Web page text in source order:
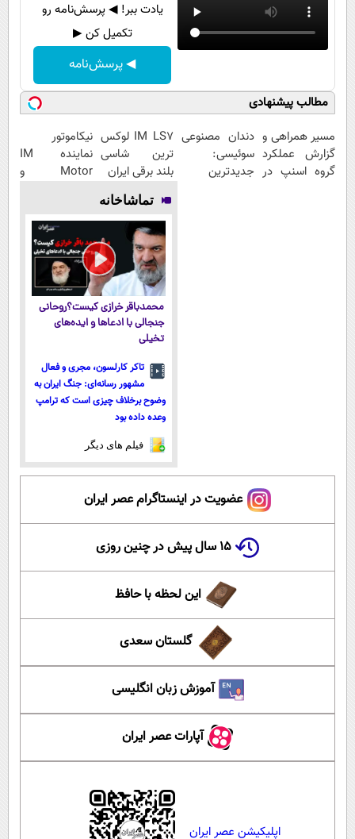
یادت ببر! ◀ پرسش‌نامه رو
تکمیل کن ▶
◀ پرسش‌نامه
مطالب پیشنهادی
مسیر همراهی و
گزارش عملکرد
گروه اسنپ در
دندان مصنوعی
سوئیسی:
جدیدترین
IM LS7 لوکس
ترین شاسی
بلند برقی ایران
نیکاموتور
نماینده IM
Motor و
تماشاخانه
محمدباقر خرازی کیست؟روحانی
جنجالی با ادعاها و ایده‌های
تخیلی
تاکر کارلسون، مجری و فعال
مشهور رسانه‌ای: جنگ ایران به
وضوح برخلاف چیزی است که ترامپ
وعده داده بود
فیلم های دیگر
عضویت در اینستاگرام عصر ایران
۱۵ سال پیش در چنین روزی
این لحظه با حافظ
گلستان سعدی
آموزش زبان انگلیسی
آپارات عصر ایران
اپلیکیشن عصر ایران